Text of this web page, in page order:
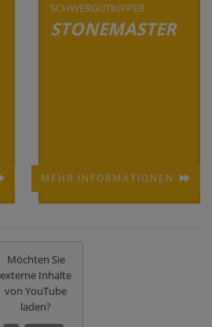
SCHWERGUTKIPPER
STONEMASTER
MEHR INFORMATIONEN
Möchten Sie
externe Inhalte
vonYouTube
laden?